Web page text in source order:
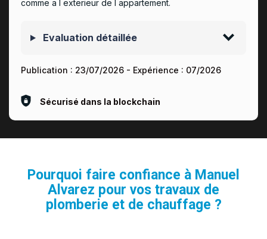
comme a l exterieur de l appartement.
Evaluation détaillée
Publication : 23/07/2026 - Expérience : 07/2026
Sécurisé dans la blockchain
Pourquoi faire confiance à Manuel
Alvarez pour vos travaux de
plomberie et de chauffage ?